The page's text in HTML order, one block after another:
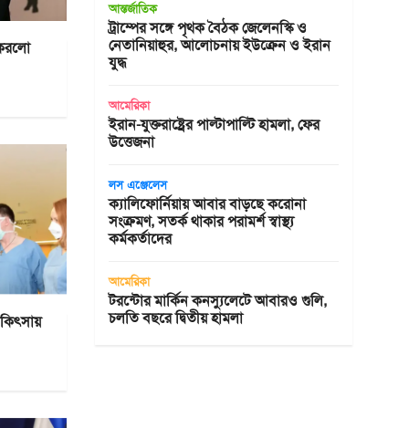
আন্তর্জাতিক
ট্রাম্পের সঙ্গে পৃথক বৈঠক জেলেনস্কি ও
নেতানিয়াহুর, আলোচনায় ইউক্রেন ও ইরান
যুদ্ধ
আমেরিকা
ইরান-যুক্তরাষ্ট্রের পাল্টাপাল্টি হামলা, ফের
উত্তেজনা
লস এঞ্জেলেস
ক্যালিফোর্নিয়ায় আবার বাড়ছে করোনা
সংক্রমণ, সতর্ক থাকার পরামর্শ স্বাস্থ্য
কর্মকর্তাদের
আমেরিকা
টরন্টোর মার্কিন কনস্যুলেটে আবারও গুলি,
চলতি বছরে দ্বিতীয় হামলা